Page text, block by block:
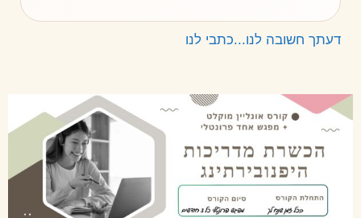
דעתך חשובה לנו...כתבי לנו